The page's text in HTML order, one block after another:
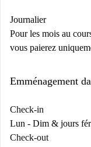
Journalier
Pour les mois au
vous paierez
Emménagement
Check-in
Lun - Dim & jours
Check-out